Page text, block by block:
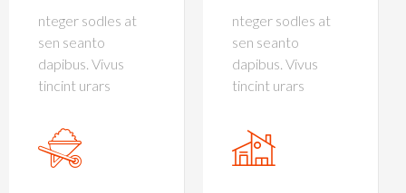
nteger sodles at
sen seanto
dapibus. Vivus
tincint urars
nteger sodles at
sen seanto
dapibus. Vivus
tincint urars